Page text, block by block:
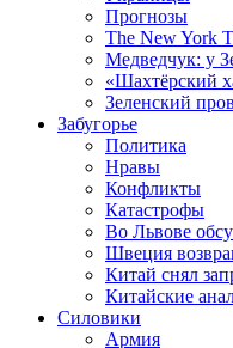
Прогнозы
The New York
Медведчук: у
«Шахтёрский
Зеленский
Забугорье
Политика
Нравы
Конфликты
Катастрофы
Во Львове
Швеция
Китай снял
Китайские
Силовики
Армия